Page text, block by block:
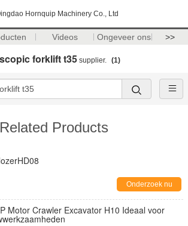
Hornquip Machinery Co., Ltd
Videos Ongeveer ons >>
forklift t35 supplier. (1)
Related Products
Onderzoek nu
Motor Crawler Excavator H10 Ideaal voor